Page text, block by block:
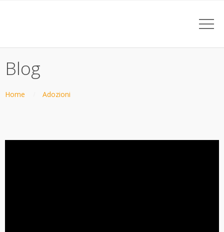
Blog
Home Adozioni